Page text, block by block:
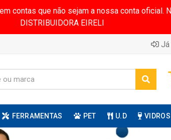
contas que não sejam a nossa conta oficial.
DISTRIBUIDORA EIRELI
Já
FERRAMENTAS PET U.D VIDROS